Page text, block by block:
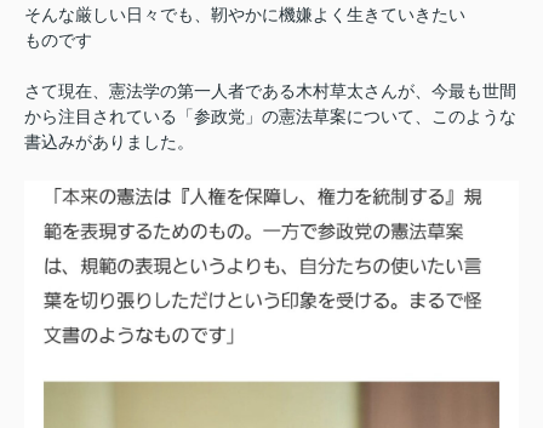
そんな厳しい日々でも、靭やかに機嫌よく生きていきたい
ものです
さて現在、憲法学の第一人者である木村草太さんが、今最も世間
から注目されている「参政党」の憲法草案について、このような
書込みがありました。